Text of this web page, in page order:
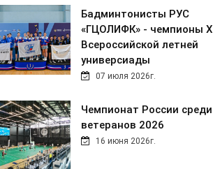
Бадминтонисты РУС
«ГЦОЛИФК» - чемпионы Х
Всероссийской летней
универсиады
07 июля 2026г.
Чемпионат России среди
ветеранов 2026
16 июня 2026г.